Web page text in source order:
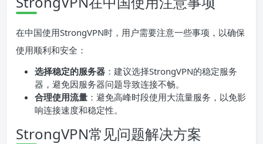
在中国使用StrongVPN时，用户需要注意一些事项，以确保
使用顺利和安全：
选择稳定的服务器 ：建议选择StrongVPN的稳定服务
器，避免因服务器问题导致连接不畅。
合理使用流量 ：避免高峰时段使用大流量服务，以免影
响连接速度和稳定性。
StrongVPN常见问题解决方案